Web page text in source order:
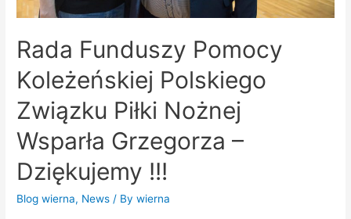
Rada Funduszy Pomocy
Koleżeńskiej Polskiego
Związku Piłki Nożnej
Wsparła Grzegorza –
Dziękujemy !!!
Blog wierna, News / Bywierna